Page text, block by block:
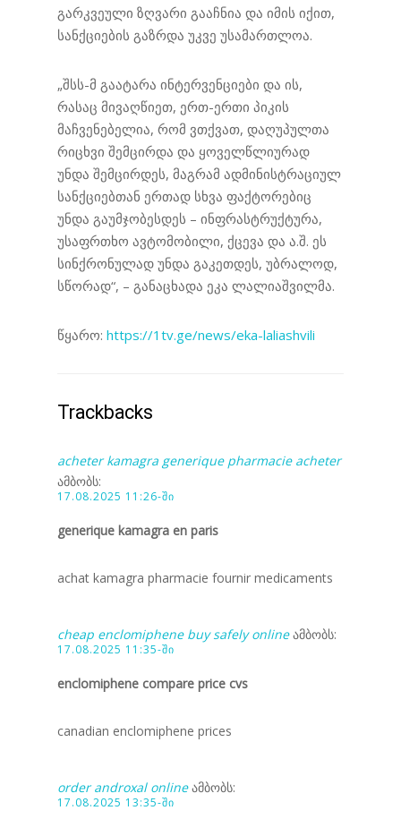
გარკვეული ზღვარი გააჩნია და იმის იქით,
სანქციების გაზრდა უკვე უსამართლოა.
„შსს-მ გაატარა ინტერვენციები და ის,
რასაც მივაღწიეთ, ერთ-ერთი პიკის
მაჩვენებელია, რომ ვთქვათ, დაღუპულთა
რიცხვი შემცირდა და ყოველწლიურად
უნდა შემცირდეს, მაგრამ ადმინისტრაციულ
სანქციებთან ერთად სხვა ფაქტორებიც
უნდა გაუმჯობესდეს – ინფრასტრუქტურა,
უსაფრთხო ავტომობილი, ქცევა და ა.შ. ეს
სინქრონულად უნდა გაკეთდეს, უბრალოდ,
სწორად“, – განაცხადა ეკა ლალიაშვილმა.
წყარო: https://1tv.ge/news/eka-laliashvili
Trackbacks
acheter kamagra generique pharmacie acheter
ამბობს:
17.08.2025 11:26-ში
generique kamagra en paris
achat kamagra pharmacie fournir medicaments
cheap enclomiphene buy safely online ამბობს:
17.08.2025 11:35-ში
enclomiphene compare price cvs
canadian enclomiphene prices
order androxal online ამბობს:
17.08.2025 13:35-ში